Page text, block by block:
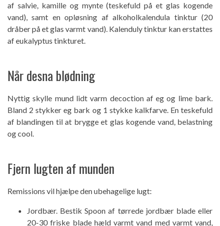
af salvie, kamille og mynte (teskefuld på et glas kogende
vand), samt en opløsning af alkoholkalendula tinktur (20
dråber på et glas varmt vand). Kalenduly tinktur kan erstattes
af eukalyptus tinkturet.
Når desna blødning
Nyttig skylle mund lidt varm decoction af eg og lime bark.
Bland 2 stykker eg bark og 1 stykke kalkfarve. En teskefuld
af blandingen til at brygge et glas kogende vand, belastning
og cool.
Fjern lugten af ​​munden
Remissions vil hjælpe den ubehagelige lugt:
Jordbær. Bestik Spoon af tørrede jordbær blade eller
20-30 friske blade hæld varmt vand med varmt vand,